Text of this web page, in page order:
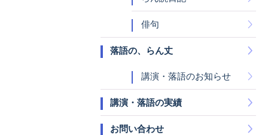
俳句
落語の、らん丈
講演・落語のお知らせ
講演・落語の実績
お問い合わせ